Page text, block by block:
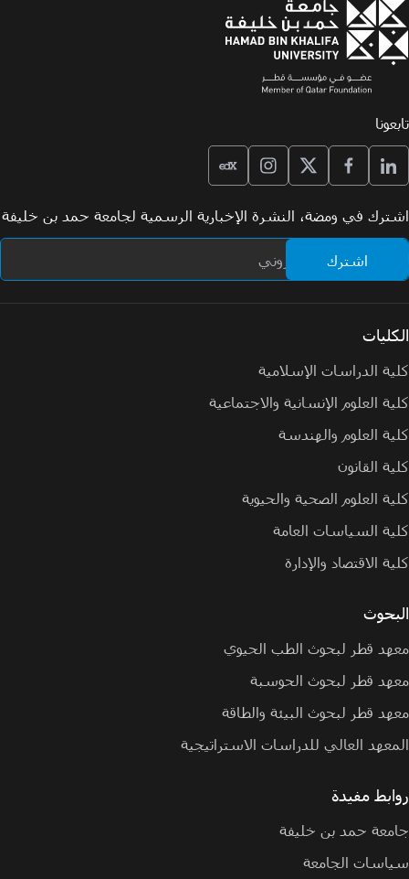
تابعونا
اشترك في ومضة، النشرة الإخبارية الرسمية لجامعة حمد بن خليفة
الكليات
كلية الدراسات الإسلامية
كلية العلوم الإنسانية والاجتماعية
كلية العلوم والهندسة
كلية القانون
كلية العلوم الصحية والحيوية
كلية السياسات العامة
كلية الاقتصاد والإدارة
البحوث
معهد قطر لبحوث الطب الحيوي
معهد قطر لبحوث الحوسبة
معهد قطر لبحوث البيئة والطاقة
المعهد العالي للدراسات الاستراتيجية
روابط مفيدة
جامعة حمد بن خليفة
سياسات الجامعة